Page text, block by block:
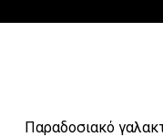
Παραδοσιακό